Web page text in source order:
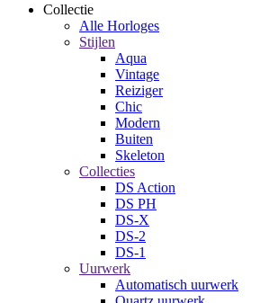
Collectie
Alle Horloges
Stijlen
Aqua
Vintage
Reiziger
Chic
Modern
Buiten
Skeleton
Collecties
DS Action
DS PH
DS-X
DS-2
DS-1
Uurwerk
Automatisch uurwerk